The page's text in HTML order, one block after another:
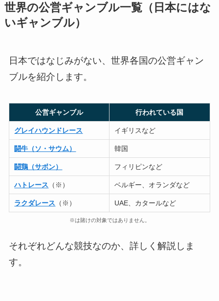
世界の公営ギャンブル一覧（日本にはな
いギャンブル）
日本ではなじみがない、世界各国の公営ギャン
ブルを紹介します。
公営ギャンブル 行われている国
グレイハウンドレース イギリスなど
闘牛（ソ・サウム） 韓国
闘鶏（サボン） フィリピンなど
ハトレース （※） ベルギー、オランダなど
ラクダレース （※） UAE、カタールなど
※は賭けの対象ではありません。
それぞれどんな競技なのか、詳しく解説しま
す。